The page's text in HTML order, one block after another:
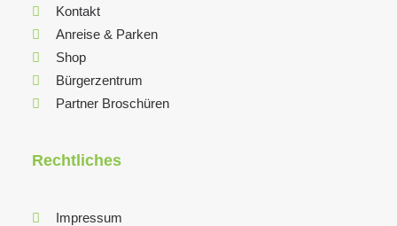
Kontakt
Anreise & Parken
Shop
Bürgerzentrum
Partner Broschüren
Rechtliches
Impressum